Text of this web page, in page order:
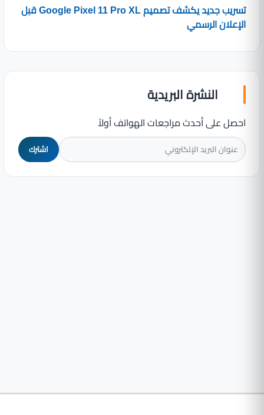
تسريب جديد يكشف تصميم Google Pixel 11 Pro XL قبل
الإعلان الرسمي
النشرة البريدية
احصل على أحدث مراجعات الهواتف أولاً
اشترك